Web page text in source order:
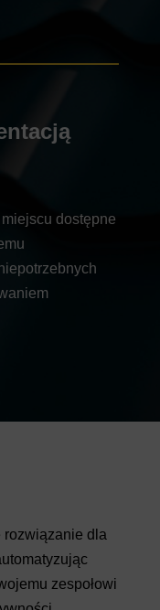
dostępne
rozwiązanie dla
zespołowi